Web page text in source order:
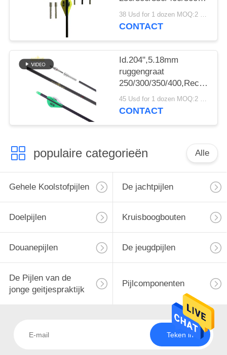
.003"-.001" Lichter
Gewicht Kleine
38 Usd for 1 dozen MOQ:2 dozens
CONTACT
Id.204",5.18mm
ruggengraat
250/300/350/
", 32" licht gewicht
5mm Ultra Target en
45 Usd for 1 dozen MOQ:2 dozijn
CONTACT
populaire categorieën Alle
Gehele Koolstofpijlen De jachtpijlen
Doelpijlen Kruisboogbouten
Douanepijlen De jeugdpijlen
De Pijlen van de
jonge geitjespraktijk
Pijlcomponenten
Teken in